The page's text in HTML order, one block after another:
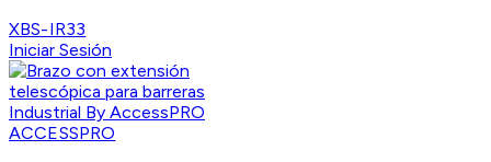
XBS-IR33
Iniciar Sesión
ACCESSPRO